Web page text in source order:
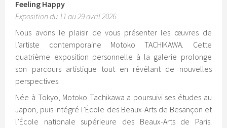
Feeling Happy
Exposition du 11 au 29 avril 2026
Nous avons le plaisir de vous présenter les œuvres de
l’artiste contemporaine Motoko TACHIKAWA. Cette
quatrième exposition personnelle à la galerie prolonge
son parcours artistique tout en révélant de nouvelles
perspectives.
Née à Tokyo, Motoko Tachikawa a poursuivi ses études au
Japon, puis intégré l’École des Beaux-Arts de Besançon et
l’École nationale supérieure des Beaux-Arts de Paris.